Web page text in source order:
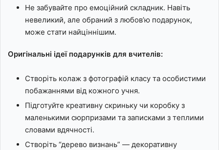
Не забувайте про емоційний складник. Навіть
невеликий, але обраний з любов’ю подарунок,
може стати найціннішим.
Оригінальні ідеї подарунків для вчителів:
Створіть колаж з фотографій класу та особистими
побажаннями від кожного учня.
Підготуйте креативну скриньку чи коробку з
маленькими сюрпризами та записками з теплими
словами вдячності.
Створіть “дерево визнань” — декоративну